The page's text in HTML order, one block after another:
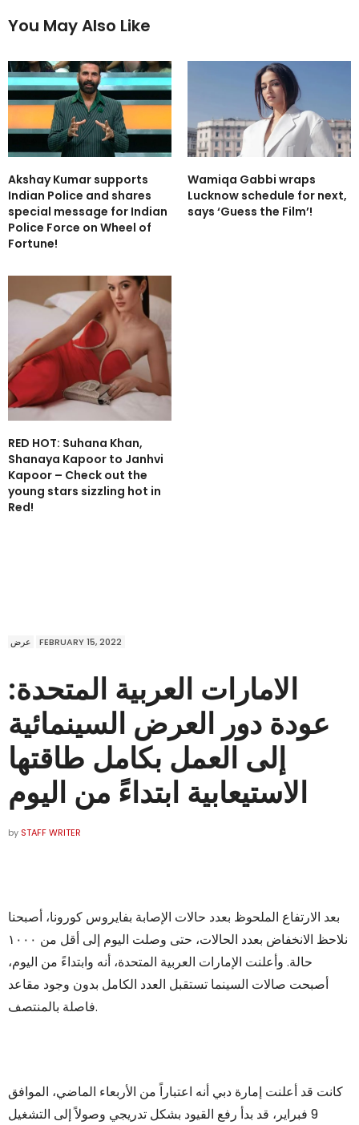
You May Also Like
Akshay Kumar supports
Indian Police and shares
special message for Indian
Police Force on Wheel of
Fortune!
Wamiqa Gabbi wraps
Lucknow schedule for next,
says ‘Guess the Film’!
RED HOT: Suhana Khan,
Shanaya Kapoor to Janhvi
Kapoor – Check out the
young stars sizzling hot in
Red!
عرض FEBRUARY 15, 2022
الامارات العربية المتحدة:
عودة دور العرض السينمائية
إلى العمل بكامل طاقتها
الاستيعابية ابتداءً من اليوم
by STAFF WRITER
بعد الارتفاع الملحوظ بعدد حالات الإصابة بفايروس كورونا، أصبحنا
نلاحظ الانخفاض بعدد الحالات، حتى وصلت اليوم إلى أقل من ١٠٠٠
حالة. وأعلنت الإمارات العربية المتحدة، أنه وابتداءً من اليوم،
أصبحت صالات السينما تستقبل العدد الكامل بدون وجود مقاعد
فاصلة بالمنتصف.
كانت قد أعلنت إمارة دبي أنه اعتباراً من الأربعاء الماضي، الموافق
9 فبراير، قد بدأ رفع القيود بشكل تدريجي وصولاً إلى التشغيل